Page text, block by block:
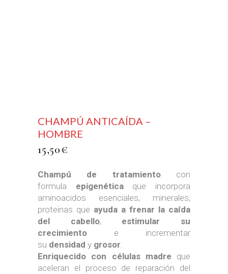
CHAMPÚ ANTICAÍDA –
HOMBRE
15,50€
Champú de tratamientocon
formula epigenéticaque incorpora
aminoacidos esenciales, minerales,
proteinas que ayuda a frenar la caída
del cabello, estimular su
crecimiento e incrementar
su densidad y grosor.
Enriquecido con células madre que
aceleran el proceso de reparación del